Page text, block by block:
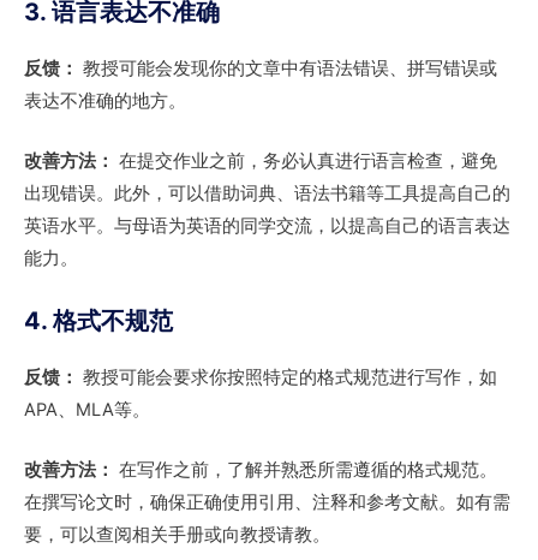
3. 语言表达不准确
反馈： 教授可能会发现你的文章中有语法错误、拼写错误或
表达不准确的地方。
改善方法： 在提交作业之前，务必认真进行语言检查，避免
出现错误。此外，可以借助词典、语法书籍等工具提高自己的
英语水平。与母语为英语的同学交流，以提高自己的语言表达
能力。
4. 格式不规范
反馈： 教授可能会要求你按照特定的格式规范进行写作，如
APA、MLA等。
改善方法： 在写作之前，了解并熟悉所需遵循的格式规范。
在撰写论文时，确保正确使用引用、注释和参考文献。如有需
要，可以查阅相关手册或向教授请教。